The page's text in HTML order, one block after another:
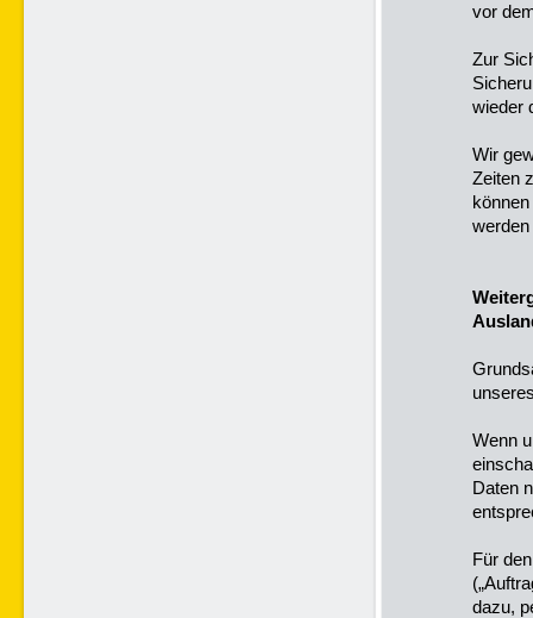
vor
Zur
wieder
Wir
Zeiten
Wenn
Daten
Für
dazu,